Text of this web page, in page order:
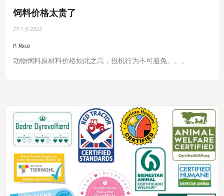
饲料价格太贵了
27-1月-2022
P. Roca
动物饲料原材料价格如此之高，投机行为不可避免。。。